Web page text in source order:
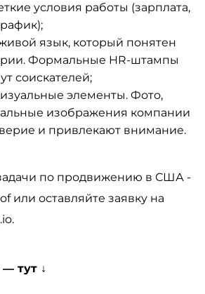
условия работы (зарплата,
язык, который понятен
Формальные HR-штампы
соискателей;
элементы. Фото,
изображения компании
и привлекают внимание.
задачи по продвижению в США -
или оставляйте заявку на
тут ↓